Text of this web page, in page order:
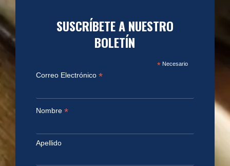
SUSCRÍBETE A NUESTRO
BOLETÍN
*Necesario
Correo Electrónico *
Nombre *
Apellido